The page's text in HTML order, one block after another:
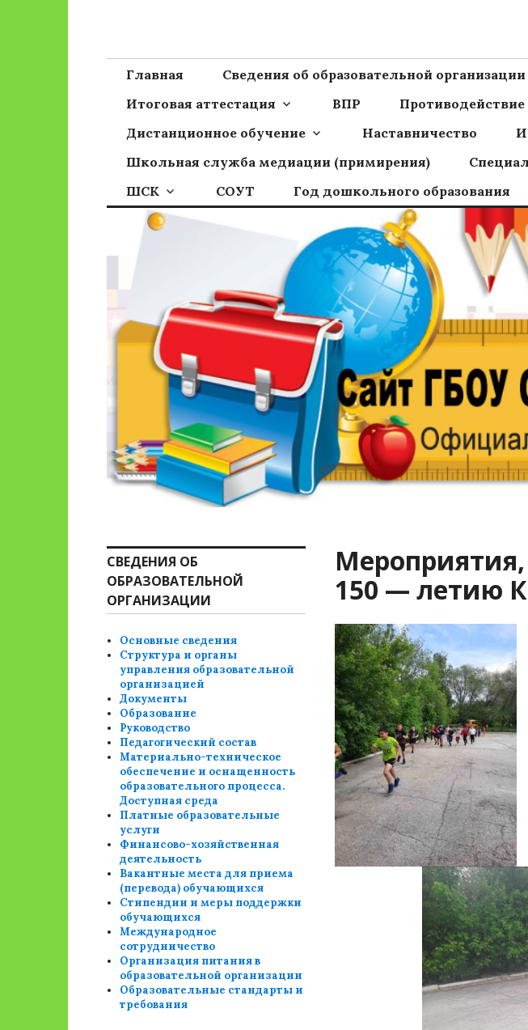
Сайт ГБОУ ООШ
Главная Сведения об образовательной организации
Итоговая аттестация
ВПР
Дистанционное обучение
Наставничество
Школьная служба медиации (примирения)
ШСК
СОУТ Год дошкольного образования
150 — летию
СВЕДЕНИЯ ОБ
ОБРАЗОВАТЕЛЬНОЙ
ОРГАНИЗАЦИИ
Основные сведения
Структура и органы
управления образовательной
организацией
Документы
Образование
Руководство
Педагогический состав
Материально-техническое
обеспечение и оснащенность
образовательного процесса.
Доступная среда
Платные образовательные
услуги
Финансово-хозяйственная
деятельность
Вакантные места для приема
(перевода) обучающихся
Стипендии и меры поддержки
обучающихся
Международное
сотрудничество
Организация питания в
образовательной организации
Образовательные стандарты и
требования